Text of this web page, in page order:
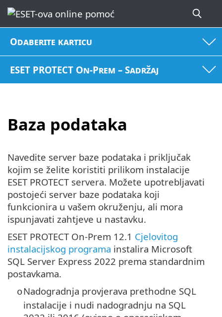
Odaberite karticu
ESET PROTECT On-Prem – Sadržaj
Baza podataka
Navedite server baze podataka i priključak
kojim se želite koristiti prilikom instalacije
ESET PROTECT servera. Možete upotrebljavati
postojeći server baze podataka koji
funkcionira u vašem okruženju, ali mora
ispunjavati zahtjeve u nastavku.
ESET PROTECT On-Prem 12.1 Cjelovitog
instalacijskog programa instalira Microsoft
SQL Server Express 2022 prema standardnim
postavkama.
oNadogradnja provjerava prethodne SQL
instalacije i nudi nadogradnju na SQL